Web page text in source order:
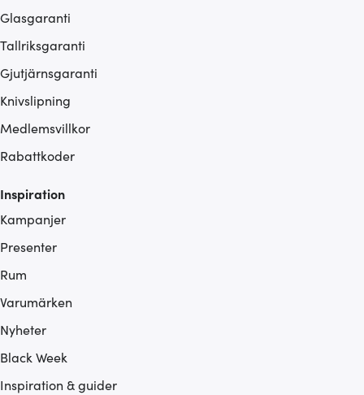
Glasgaranti
Tallriksgaranti
Gjutjärnsgaranti
Knivslipning
Medlemsvillkor
Rabattkoder
Inspiration
Kampanjer
Presenter
Rum
Varumärken
Nyheter
Black Week
Inspiration & guider